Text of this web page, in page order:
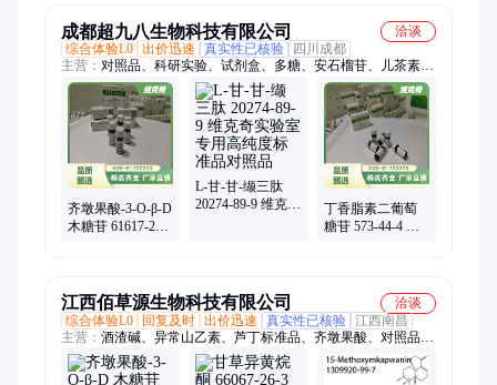
成都超九八生物科技有限公司
洽谈
综合体验L0 出价迅速 真实性已核验
四川成都
主营： 对照品、科研实验、试剂盒、多糖、安石榴苷、儿茶素、
绿原酸、尿石素、人参皂苷、花青素、维生素、异鼠李素、甘草
系列、人参系列、补骨脂系列、雷公藤系列、黄芩系列、柴胡系
列、丹参系列、酸枣仁系列、重楼系列、大黄系列、五味子系
列、化合物、黄芪皂苷系列
齐墩果酸-3-O-β-D
木糖苷 61617-29-6
L-甘-甘-缬三肽
20274-89-9 维克奇
丁香脂素二葡萄
糖苷 573-44-4 维
江西佰草源生物科技有限公司
洽谈
综合体验L0
回复及时 出价迅速 真实性已核验 江西南昌
主营： 酒渣碱、异常山乙素、芦丁标准品、齐墩果酸、对照品标
准品